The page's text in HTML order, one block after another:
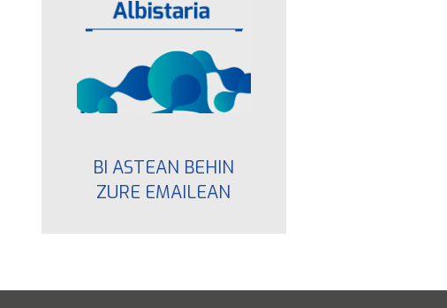
BI ASTEAN BEHIN
ZURE EMAILEAN